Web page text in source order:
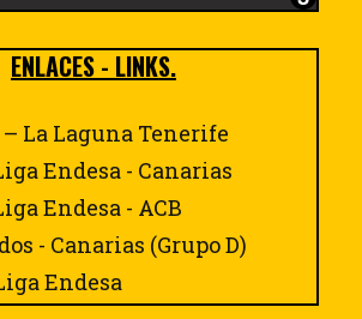
ENLACES - LINKS.
– La Laguna Tenerife
Endesa - Canarias
Endesa - ACB
- Canarias (Grupo D)
Endesa